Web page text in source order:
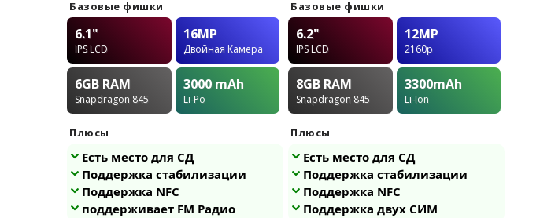
Базовые фишки
6.1"
IPS LCD
16MP
Двойная Камера
6GB RAM
Snapdragon 845
3000mAh
Li-Po
Плюсы
Есть место для СД
Поддержка стабилизации
Поддержка NFC
поддерживает FM Радио
Базовые фишки
6.2"
IPS LCD
12MP
2160p
8GB RAM
Snapdragon 845
3300mAh
Li-Ion
Плюсы
Есть место для СД
Поддержка стабилизации
Поддержка NFC
Поддержка двух СИМ